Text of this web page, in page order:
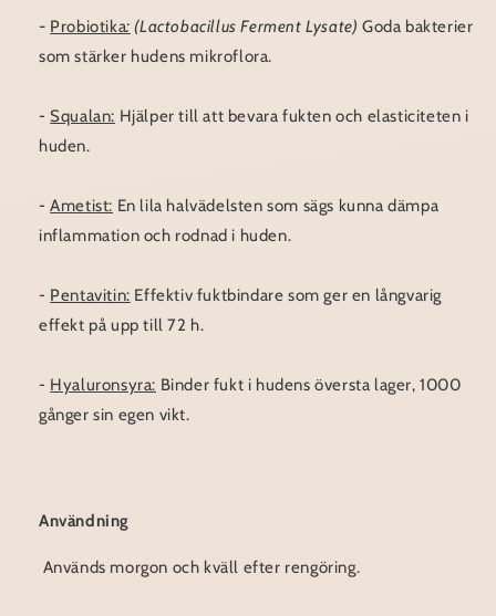
- Probiotika: (Lactobacillus Ferment Lysate) Goda bakterier
som stärker hudens mikroflora.
- Squalan: Hjälper till att bevara fukten och elasticiteten i
huden.
-Ametist: En lila halvädelsten som sägs kunna dämpa
inflammation och rodnad i huden.
- Pentavitin: Effektiv fuktbindare som ger en långvarig
effekt på upp till 72 h.
- Hyaluronsyra: Binder fukt i hudens översta lager, 1000
gånger sin egen vikt.
Användning
Används morgon och kväll efter rengöring.